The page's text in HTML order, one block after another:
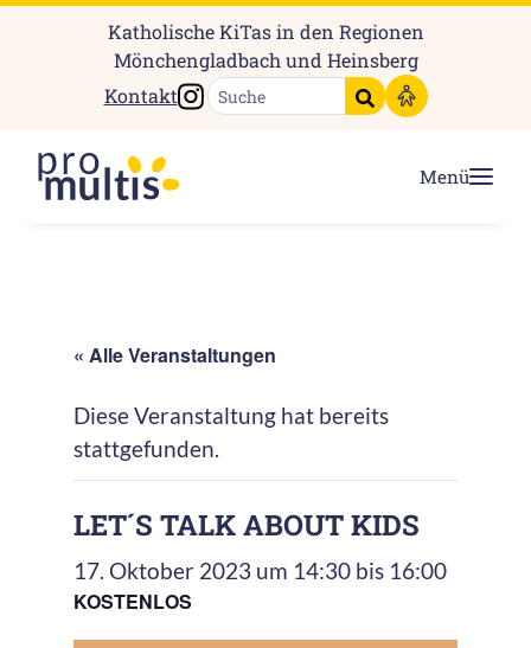
Katholische KiTas in den Regionen
Mönchengladbach und Heinsberg
Kontakt
Instagram
Suche starten
Menü
« Alle Veranstaltungen
Diese Veranstaltung hat bereits
stattgefunden.
LET´S TALK ABOUT KIDS
17. Oktober 2023 um 14:30 bis 16:00
KOSTENLOS